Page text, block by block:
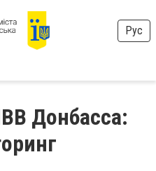
Рус
Донбасса: